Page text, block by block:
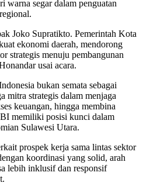
warna segar dalam penguatan
Joko Supratikto. Pemerintah Kota
ekonomi daerah, mendorong
strategis menuju pembangunan
usai acara.
bukan semata sebagai
mitra strategis dalam menjaga
keuangan, hingga membina
memiliki posisi kunci dalam
Sulawesi Utara.
prospek kerja sama lintas sektor
koordinasi yang solid, arah
lebih inklusif dan responsif